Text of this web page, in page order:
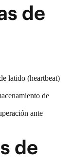
de
latido (heartbeat)
de
ante
de